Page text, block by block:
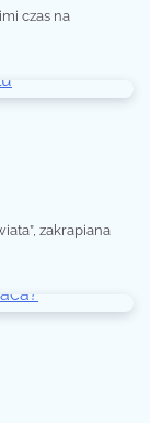
czas na
zakrapiana